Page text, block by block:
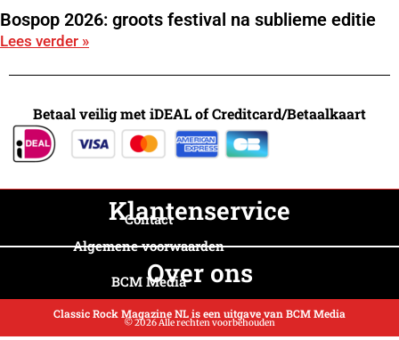
Bospop 2026: groots festival na sublieme editie
Lees verder »
Betaal veilig met iDEAL of Creditcard/Betaalkaart
Klantenservice
Contact
Algemene voorwaarden
Over ons
BCM Media
Classic Rock Magazine NL is een uitgave van BCM Media
© 2026 Alle rechten voorbehouden